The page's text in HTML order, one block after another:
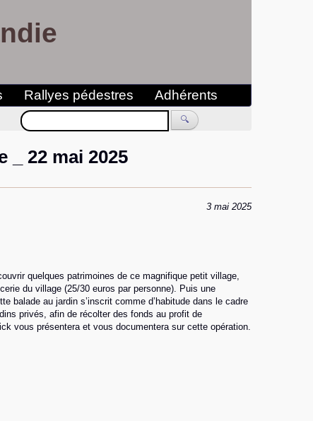
Rallyes pédestres Adhérents
🔍
22 mai 2025
3 mai 2025
quelques patrimoines de ce magnifique petit village,
du village (25/30 euros par personne). Puis une
balade au jardin s’inscrit comme d’habitude dans le cadre
privés, afin de récolter des fonds au profit de
vous présentera et vous documentera sur cette opération.